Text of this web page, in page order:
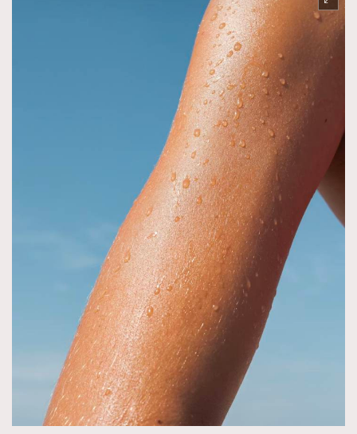
DressLikeAParisienne
FashionWeek FigaroAesthetic